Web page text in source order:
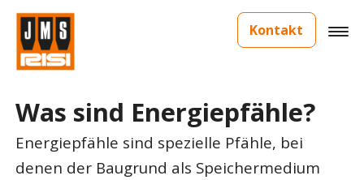
Kontakt
Was sind Energiepfähle?
Energiepfähle sind spezielle Pfähle, bei
denen der Baugrund als Speichermedium